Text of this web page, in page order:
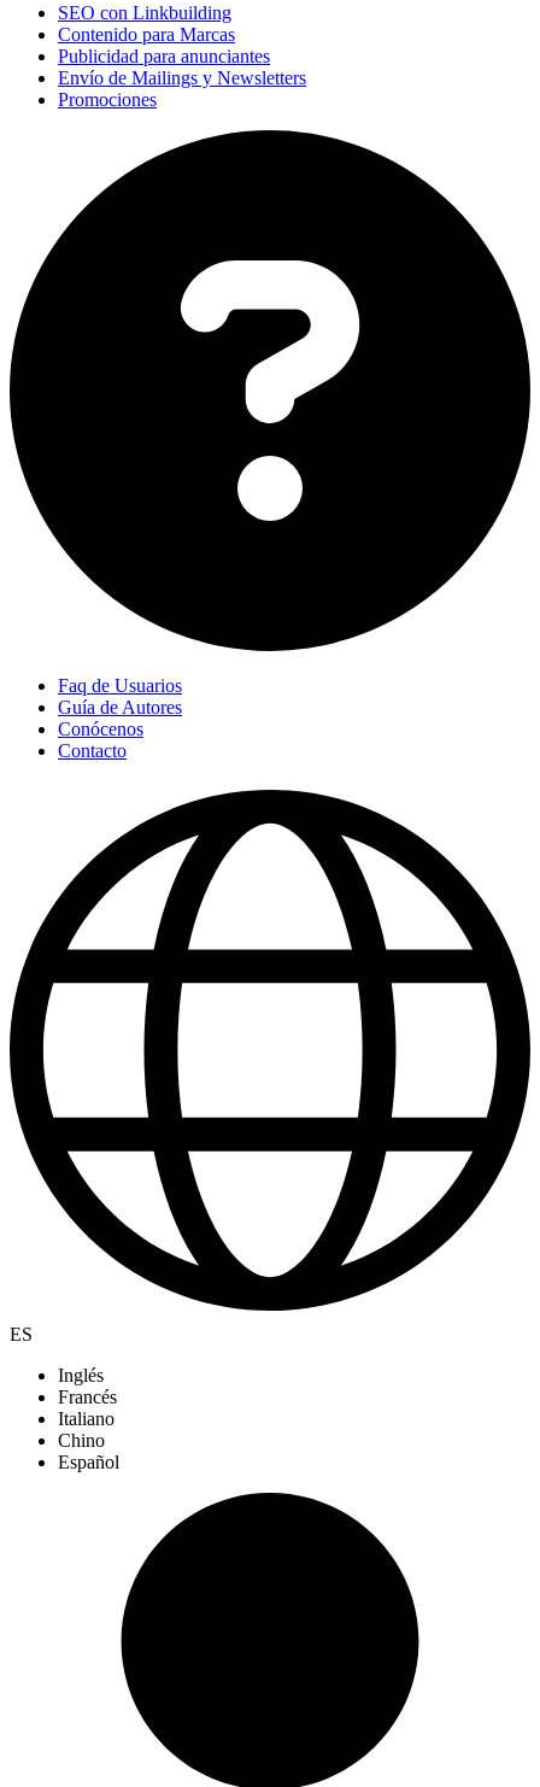
SEO con Linkbuilding
Contenido para Marcas
Publicidad para anunciantes
Envío de Mailings y Newsletters
Promociones
Faq de Usuarios
Guía de Autores
Conócenos
Contacto
ES
Inglés
Francés
Italiano
Chino
Español